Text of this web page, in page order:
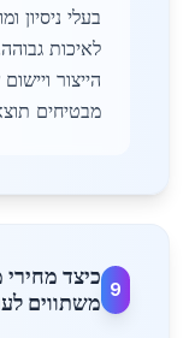
בעלי ניסיון
לאיכות
הייצור
מבטיחים
9
כיצד
משתווים